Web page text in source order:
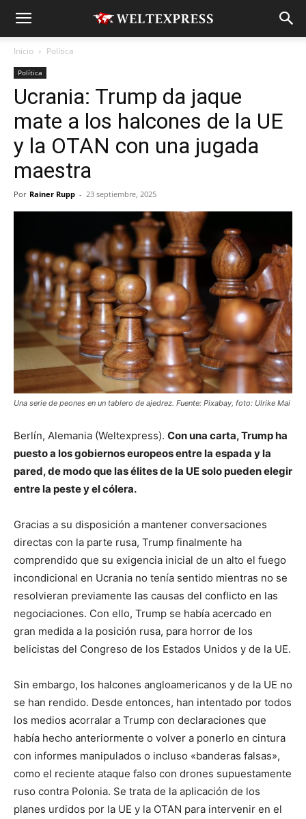
Inicio Política
Política
Ucrania: Trump da jaque
mate a los halcones de la UE
y la OTAN con una jugada
maestra
Por Rainer Rupp - 23 septiembre, 2025
Una serie de peones en un tablero de ajedrez. Fuente: Pixabay, foto: Ulrike Mai
Berlín, Alemania (Weltexpress). Con una carta, Trump ha
puesto a los gobiernos europeos entre la espada y la
pared, de modo que las élites de la UE solo pueden elegir
entre la peste y el cólera.
Gracias a su disposición a mantener conversaciones
directas con la parte rusa, Trump finalmente ha
comprendido que su exigencia inicial de un alto el fuego
incondicional en Ucrania no tenía sentido mientras no se
resolvieran previamente las causas del conflicto en las
negociaciones. Con ello, Trump se había acercado en
gran medida a la posición rusa, para horror de los
belicistas del Congreso de los Estados Unidos y de la UE.
Sin embargo, los halcones angloamericanos y de la UE no
se han rendido. Desde entonces, han intentado por todos
los medios acorralar a Trump con declaraciones que
había hecho anteriormente o volver a ponerlo en cintura
con informes manipulados o incluso «banderas falsas»,
como el reciente ataque falso con drones supuestamente
ruso contra Polonia. Se trata de la aplicación de los
planes urdidos por la UE y la OTAN para intervenir en el